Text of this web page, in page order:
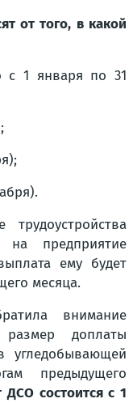
от того, в какой
с 1 января по 31
предприятие
ему будет
месяца.
внимание
доплаты
угледобывающей
предыдущего
состоится с 1